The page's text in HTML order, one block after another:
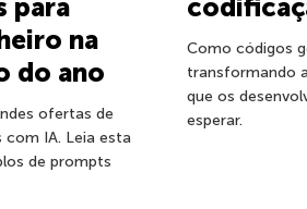
para
na
do ano
ofertas de
com IA. Leia esta
de prompts
Como códigos
transformando
que os
esperar.